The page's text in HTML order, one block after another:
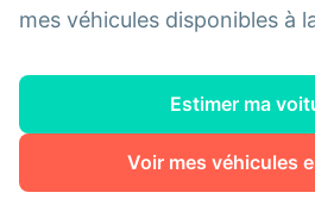
mes véhicules disponibles à
Estimer ma
Voir mes véhicules